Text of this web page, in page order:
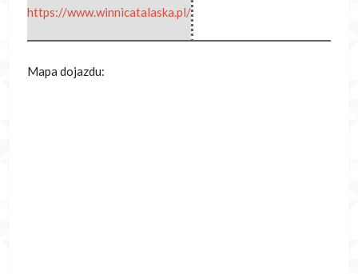
https://www.winnicatalaska.pl/
Mapa dojazdu: